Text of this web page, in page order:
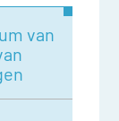
van